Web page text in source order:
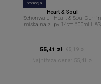
promocja
Heart & Soul
Schonwald - Heart & Soul Cumin
miska na zupy 14cm 600ml H&S
55,41 zł 65,19 zł
Najniższa cena:
55,41 zł